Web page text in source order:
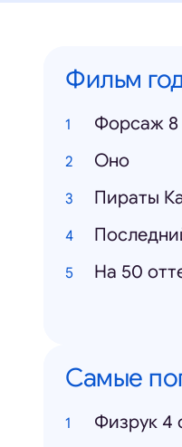
Фильм
Форсаж 8
Оно
Пираты
На 50
Самые
Физрук 4